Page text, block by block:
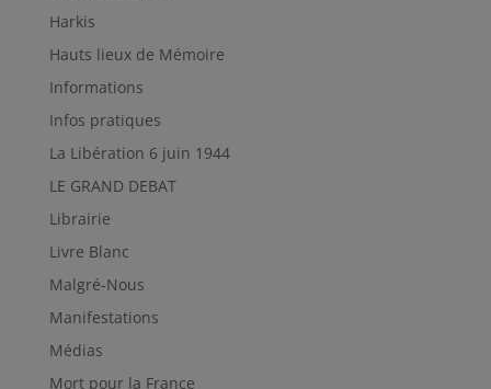
Harkis
Hauts lieux de Mémoire
Informations
Infos pratiques
La Libération 6 juin 1944
LE GRAND DEBAT
Librairie
Livre Blanc
Malgré-Nous
Manifestations
Médias
Mort pour la France